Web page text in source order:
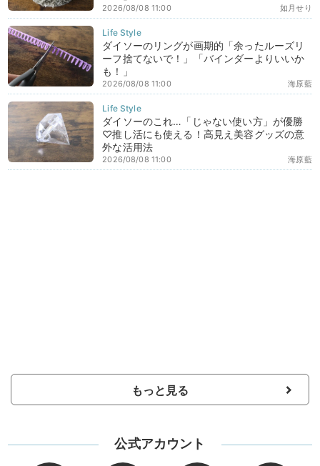
如月せり
2026/08/08 11:00
ダイソーのリングが画期的「余ったルーズリ
ーフ捨てないで！」「バインダーよりいいか
も！」
海原藍
2026/08/08 11:00
ダイソーのこれ…「じゃない使い方」が優勝
♡推し活にも使える！高見え美容グッズの意
外な活用法
海原藍
2026/08/08 11:00
もっと見る
公式アカウント